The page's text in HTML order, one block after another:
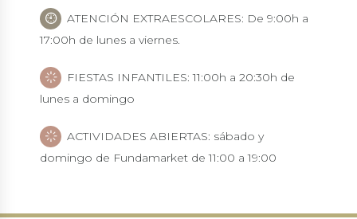
ATENCIÓN EXTRAESCOLARES: De 9:00h a
17:00h de lunes a viernes.
FIESTAS INFANTILES: 11:00h a 20:30h de
lunes a domingo
ACTIVIDADES ABIERTAS: sábado y
domingo de Fundamarket de 11:00 a 19:00